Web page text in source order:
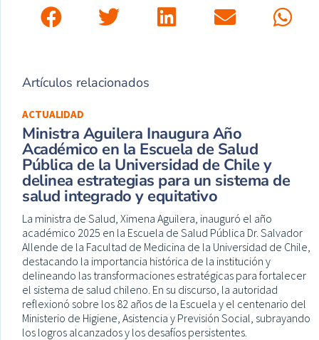
Artículos relacionados
ACTUALIDAD
Ministra Aguilera Inaugura Año
Académico en la Escuela de Salud
Pública de la Universidad de Chile y
delinea estrategias para un sistema de
salud integrado y equitativo
La ministra de Salud, Ximena Aguilera, inauguró el año
académico 2025 en la Escuela de Salud Pública Dr. Salvador
Allende de la Facultad de Medicina de la Universidad de Chile,
destacando la importancia histórica de la institución y
delineando las transformaciones estratégicas para fortalecer
el sistema de salud chileno. En su discurso, la autoridad
reflexionó sobre los 82 años de la Escuela y el centenario del
Ministerio de Higiene, Asistencia y Previsión Social, subrayando
los logros alcanzados y los desafíos persistentes.